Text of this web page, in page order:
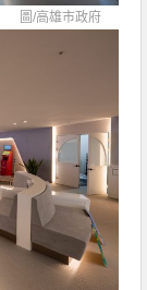
圖/高雄市政府